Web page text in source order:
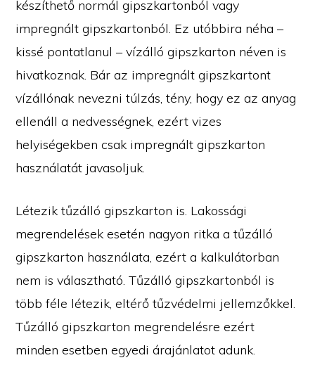
készíthető normál gipszkartonból vagy
impregnált gipszkartonból. Ez utóbbira néha –
kissé pontatlanul – vízálló gipszkarton néven is
hivatkoznak. Bár az impregnált gipszkartont
vízállónak nevezni túlzás, tény, hogy ez az anyag
ellenáll a nedvességnek, ezért vizes
helyiségekben csak impregnált gipszkarton
használatát javasoljuk.
Létezik tűzálló gipszkarton is. Lakossági
megrendelések esetén nagyon ritka a tűzálló
gipszkarton használata, ezért a kalkulátorban
nem is választható. Tűzálló gipszkartonból is
több féle létezik, eltérő tűzvédelmi jellemzőkkel.
Tűzálló gipszkarton megrendelésre ezért
minden esetben egyedi árajánlatot adunk.